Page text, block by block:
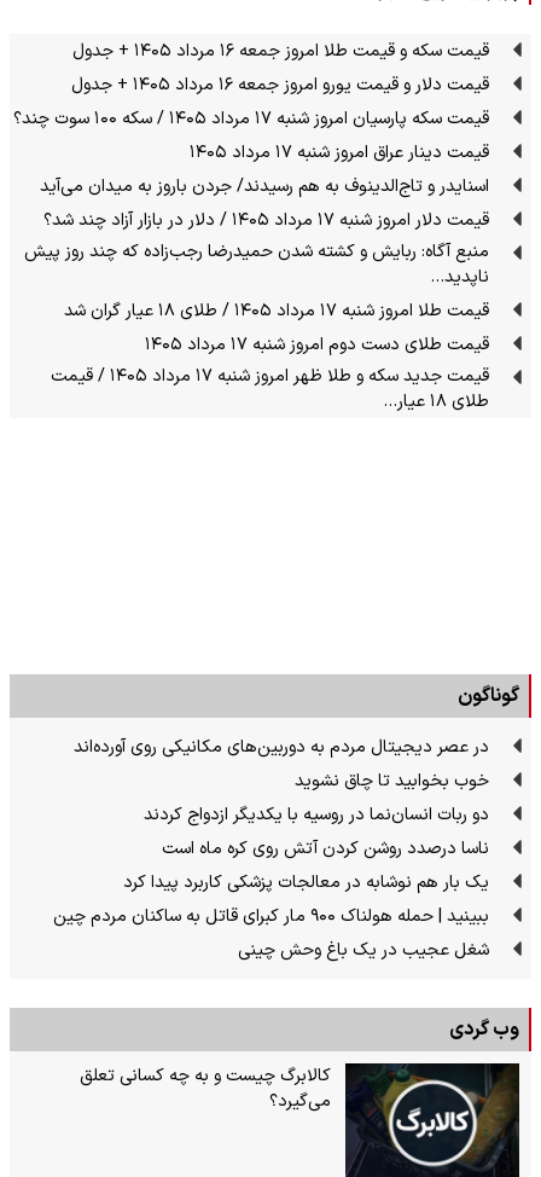
قیمت سکه و قیمت طلا امروز جمعه ۱۶ مرداد ۱۴۰۵ + جدول
قیمت دلار و قیمت یورو امروز جمعه ۱۶ مرداد ۱۴۰۵ + جدول
قیمت سکه پارسیان امروز شنبه ۱۷ مرداد ۱۴۰۵ / سکه ۱۰۰ سوت چند؟
قیمت دینار عراق امروز شنبه ۱۷ مرداد ۱۴۰۵
اسنایدر و تاج‌الدینوف به هم رسیدند/ جردن باروز به میدان می‌آید
قیمت دلار امروز شنبه ۱۷ مرداد ۱۴۰۵ / دلار در بازار آزاد چند شد؟
منبع آگاه: ربایش و کشته شدن حمیدرضا رجب‌زاده که چند روز پیش
ناپدید…
قیمت طلا امروز شنبه ۱۷ مرداد ۱۴۰۵ / طلای ۱۸ عیار گران شد
قیمت طلای دست دوم امروز شنبه ۱۷ مرداد ۱۴۰۵
قیمت جدید سکه و طلا ظهر امروز شنبه ۱۷ مرداد ۱۴۰۵ / قیمت
طلای ۱۸ عیار…
گوناگون
در عصر دیجیتال مردم به دوربین‌های مکانیکی روی آورده‌اند
خوب بخوابید تا چاق نشوید
دو ربات انسان‌نما در روسیه با یکدیگر ازدواج کردند
ناسا درصدد روشن کردن آتش روی کره ماه است
یک بار هم نوشابه در معالجات پزشکی کاربرد پیدا کرد
ببینید | حمله هولناک ۹۰۰ مار کبرای قاتل به ساکنان مردم چین
شغل عجیب در یک باغ وحش چینی
وب گردی
کالابرگ چیست و به چه کسانی تعلق
می‌گیرد؟